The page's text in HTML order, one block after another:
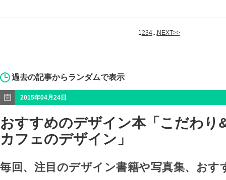
1234...NEXT>>
過去の記事からランダムで表示
2015年04月24日
おすすめのデザイン本「こだわり
カフェのデザイン」
毎回、注目のデザイン書籍や写真集、おす